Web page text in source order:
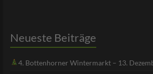
Neueste Beiträge
4. Bottenhorner Wintermarkt – 13.